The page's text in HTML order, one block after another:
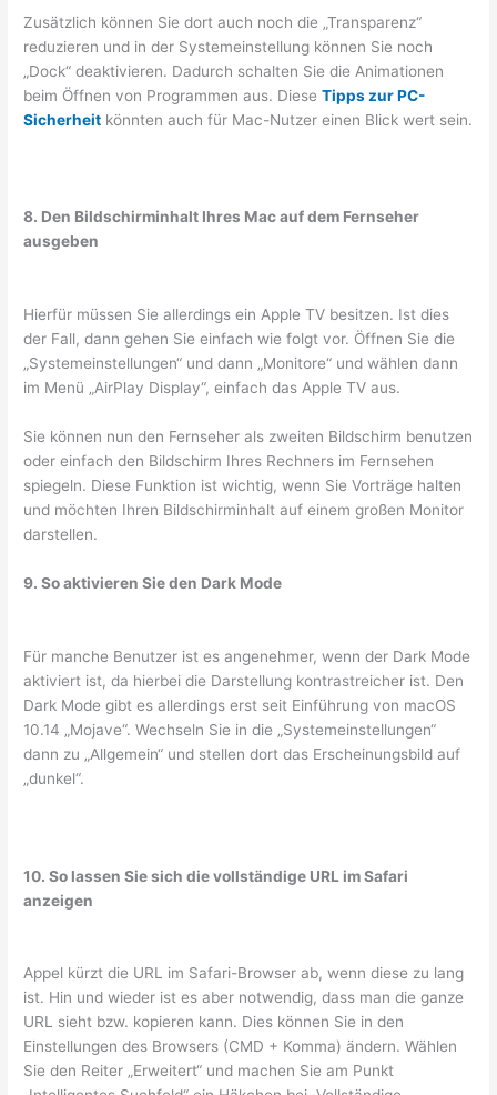
Zusätzlich können Sie dort auch noch die „Transparenz“
reduzieren und in der Systemeinstellung können Sie noch
„Dock“ deaktivieren. Dadurch schalten Sie die Animationen
beim Öffnen von Programmen aus. DieseTipps zur PC-
Sicherheit könnten auch für Mac-Nutzer einen Blick wert sein.
8. Den Bildschirminhalt Ihres Mac auf dem Fernseher
ausgeben
Hierfür müssen Sie allerdings ein Apple TV besitzen. Ist dies
der Fall, dann gehen Sie einfach wie folgt vor. Öffnen Sie die
„Systemeinstellungen“ und dann „Monitore“ und wählen dann
im Menü „AirPlay Display“, einfach das Apple TV aus.
Sie können nun den Fernseher als zweiten Bildschirm benutzen
oder einfach den Bildschirm Ihres Rechners im Fernsehen
spiegeln. Diese Funktion ist wichtig, wenn Sie Vorträge halten
und möchten Ihren Bildschirminhalt auf einem großen Monitor
darstellen.
9. So aktivieren Sie den Dark Mode
Für manche Benutzer ist es angenehmer, wenn der Dark Mode
aktiviert ist, da hierbei die Darstellung kontrastreicher ist. Den
Dark Mode gibt es allerdings erst seit Einführung von macOS
10.14 „Mojave“. Wechseln Sie in die „Systemeinstellungen“
dann zu „Allgemein“ und stellen dort das Erscheinungsbild auf
„dunkel“.
10. So lassen Sie sich die vollständige URL im Safari
anzeigen
Appel kürzt die URL im Safari-Browser ab, wenn diese zu lang
ist. Hin und wieder ist es aber notwendig, dass man die ganze
URL sieht bzw. kopieren kann. Dies können Sie in den
Einstellungen des Browsers (CMD + Komma) ändern. Wählen
Sie den Reiter „Erweitert“ und machen Sie am Punkt